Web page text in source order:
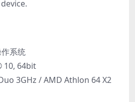
系统
10, 64bit
3GHz / AMD Athlon 64 X2